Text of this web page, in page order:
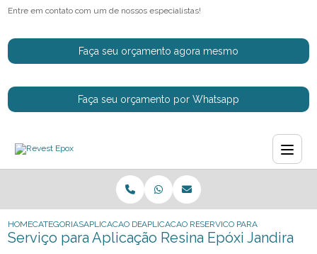
Entre em contato com um de nossos especialistas!
Faça seu orçamento agora mesmo
Faça seu orçamento por Whatsapp
HOMECATEGORIASAPLICACAO DE RESINAS EPOXI
APLICACAO RESINA EM EPOXI
SERVICO PARA APLICACAO
Serviço para Aplicação Resina Epóxi Jandira